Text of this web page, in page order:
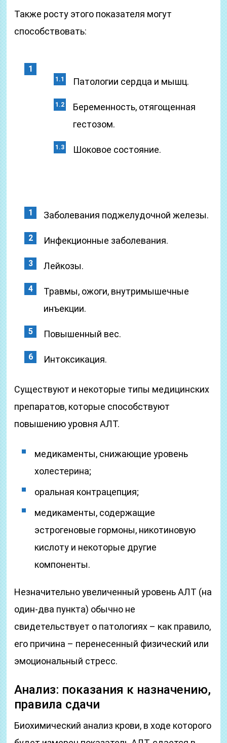
Также росту этого показателя могут
способствовать:
Патологии сердца и мышц.
Беременность, отягощенная
гестозом.
Шоковое состояние.
Заболевания поджелудочной железы.
Инфекционные заболевания.
Лейкозы.
Травмы, ожоги, внутримышечные
инъекции.
Повышенный вес.
Интоксикация.
Существуют и некоторые типы медицинских
препаратов, которые способствуют
повышению уровня АЛТ.
медикаменты, снижающие уровень
холестерина;
оральная контрацепция;
медикаменты, содержащие
эстрогеновые гормоны, никотиновую
кислоту и некоторые другие
компоненты.
Незначительно увеличенный уровень АЛТ (на
один-два пункта) обычно не
свидетельствует о патологиях – как правило,
его причина – перенесенный физический или
эмоциональный стресс.
Анализ: показания к назначению,
правила сдачи
Биохимический анализ крови, в ходе которого